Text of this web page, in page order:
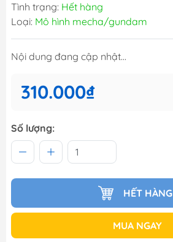
Tình trạng: Hết hàng
Loại: Mô hình mecha/gundam
Nội dung đang cập nhật...
310.000₫
Số lượng:
HẾT HÀNG
MUA NGAY